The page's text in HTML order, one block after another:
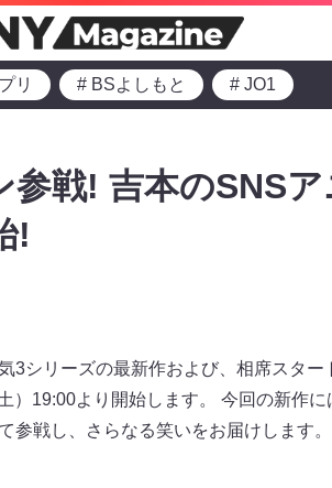
リ # BSよしもと # JO1
参戦! 吉本のSNS
!
3シリーズの最新作および、相席スタ
）19:00より開始します。 今回の新作
参戦し、さらなる笑いをお届けします。